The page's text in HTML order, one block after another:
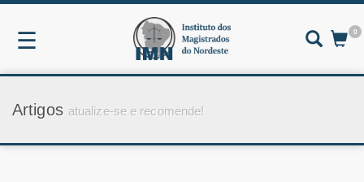
☰ 0
Artigos atualize-se e recomende!